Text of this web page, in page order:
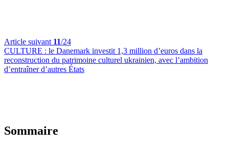
Article suivant 11/24
CULTURE : le Danemark investit 1,3 million d’euros dans la
reconstruction du patrimoine culturel ukrainien, avec l’ambition
d’entraîner d’autres États
Sommaire